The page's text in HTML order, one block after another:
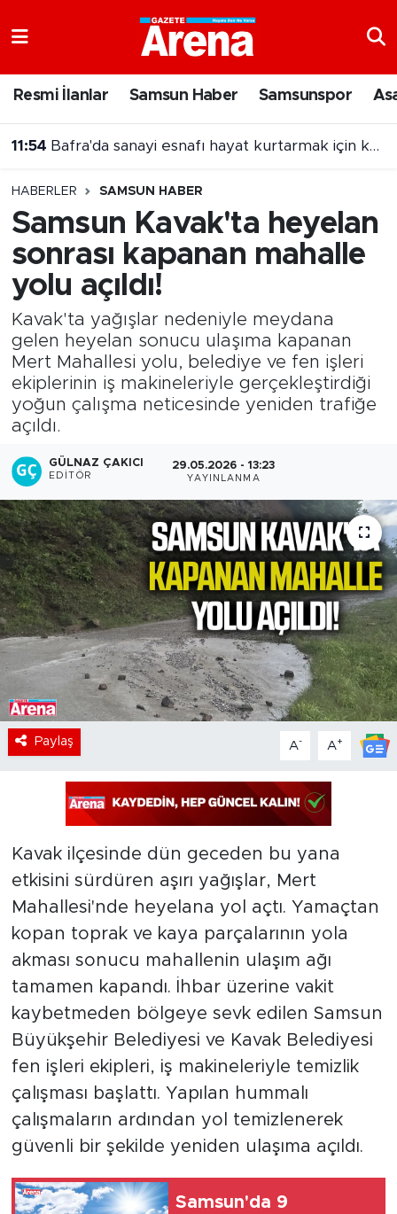
Resmi İlanlar Samsun Haber Samsunspor
11:54 Bafra'da sanayi esnafı hayat kurtarmak için kan verdi
HABERLER SAMSUN HABER
Samsun Kavak'ta heyelan
sonrası kapanan mahalle
yolu açıldı!
Kavak'ta yağışlar nedeniyle meydana
gelen heyelan sonucu ulaşıma kapanan
Mert Mahallesi yolu, belediye ve fen işleri
ekiplerinin iş makineleriyle gerçekleştirdiği
yoğun çalışma neticesinde yeniden trafiğe
açıldı.
GÜLNAZ ÇAKICI
EDITÖR
29.05.2026 - 13:23
YAYINLANMA
Paylaş A- A+
Kavak ilçesinde dün geceden bu yana
etkisini sürdüren aşırı yağışlar, Mert
Mahallesi'nde heyelana yol açtı. Yamaçtan
kopan toprak ve kaya parçalarının yola
akması sonucu mahallenin ulaşım ağı
tamamen kapandı. İhbar üzerine vakit
kaybetmeden bölgeye sevk edilen Samsun
Büyükşehir Belediyesi ve Kavak Belediyesi
fen işleri ekipleri, iş makineleriyle temizlik
çalışması başlattı. Yapılan hummalı
çalışmaların ardından yol temizlenerek
güvenli bir şekilde yeniden ulaşıma açıldı.
Samsun'da 9
Samsun Namaz Vakitleri
Süper Lig Puan Durumu ve Fikstür
Tüm Manşetler
Son Dakika Haberleri
Haber Arşivi